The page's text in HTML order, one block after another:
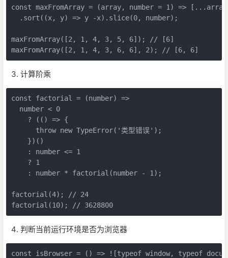
const maxFromArray = (array, number = 1) =>
  .sort((x, y) => y -x).slice(0, number);
maxFromArray([2, 1, 4, 3, 5, 6]); // [6]
maxFromArray([2, 1, 4, 3, 6, 6], 2); // [6, 6]
计算阶乘
const factorial = (number) =>
  number < 0
    ? (() => {
      throw new TypeError('类型错误');
    })()
    : number <= 1
    ? 1
    : number * factorial(number - 1);
factorial(4); // 24
factorial(10); // 3628800
判断当前运行环境是否为浏览器
const isBrowser = () => ![typeof window, typeof